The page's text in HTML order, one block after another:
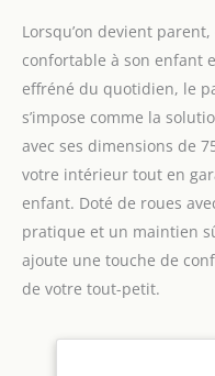
Lorsqu’on devient
confortable à son enfant
effréné du quotidien, le
s’impose comme la
avec ses dimensions de
votre intérieur tout en
enfant. Doté de roues
pratique et un maintien
ajoute une touche de
de votre tout-petit.